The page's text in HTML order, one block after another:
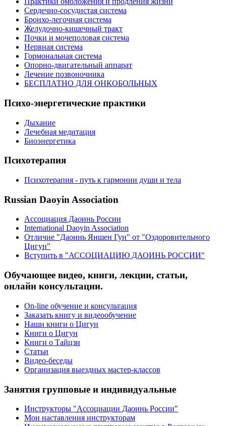
Сердечно-сосудистая система
Бронхо-легочная система
Желудочно-кишечный тракт
Почки и мочеполовая система
Нервная система
Гормональная система
Опорно-двигательный аппарат
Лечение позвоночника
БЕСПЛАТНО ДЛЯ ОНКОБОЛЬНЫХ
Психо-энергетические практики
Дыхание
Лечебная медитация
Биоэнергетика
Психотерапия
Психотерапия - путь к гармонии души и тела
Russian Daoyin Association
Ассоциация Даоинь России
International Daoyin Association
Отличие "Даоинь Яншен Гун" от "Оздоровительного
Цигун"
Вступить в "АССОЦИАЦИЮ ДАОИНЬ РОССИИ"
Обучающее видео, книги, лекции, статьи,
онлайн консультации.
On-line обучение и консультация
Заказать книгу и видеообучение
Наши книги о Цигун
Книги о Цигун
Книги о Тайцзи
Статьи
Видео-беседы
Организация выездных мастер-классов
Занятия групповые и индивидуальные
Инструкторы "Ассоциации Даоинь России"
Мои наставления инструкторам